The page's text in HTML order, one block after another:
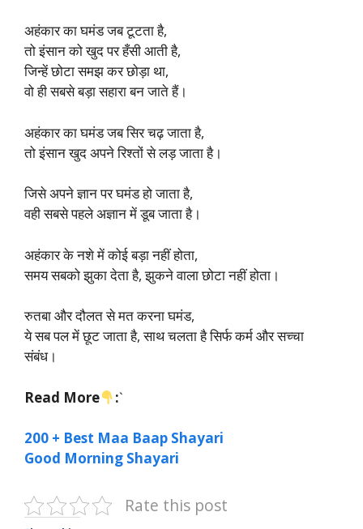
अहंकार का घमंड जब टूटता है,
तो इंसान को खुद पर हँसी आती है,
जिन्हें छोटा समझ कर छोड़ा था,
वो ही सबसे बड़ा सहारा बन जाते हैं।
अहंकार का घमंड जब सिर चढ़ जाता है,
तो इंसान खुद अपने रिश्तों से लड़ जाता है।
जिसे अपने ज्ञान पर घमंड हो जाता है,
वही सबसे पहले अज्ञान में डूब जाता है।
अहंकार के नशे में कोई बड़ा नहीं होता,
समय सबको झुका देता है, झुकने वाला छोटा नहीं होता।
रुतबा और दौलत से मत करना घमंड,
ये सब पल में छूट जाता है, साथ चलता है सिर्फ कर्म और सच्चा
संबंध।
Read More :`
200 + Best Maa Baap Shayari
Good Morning Shayari
Rate this post